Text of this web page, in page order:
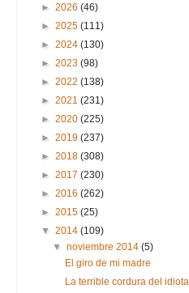
► 2026 (46)
► 2025 (111)
► 2024 (130)
► 2023 (98)
► 2022 (138)
► 2021 (231)
► 2020 (225)
► 2019 (237)
► 2018 (308)
► 2017 (230)
► 2016 (262)
► 2015 (25)
▼ 2014 (109)
▼noviembre 2014(5)
El giro de mi madre
La terrible cordura del idiota